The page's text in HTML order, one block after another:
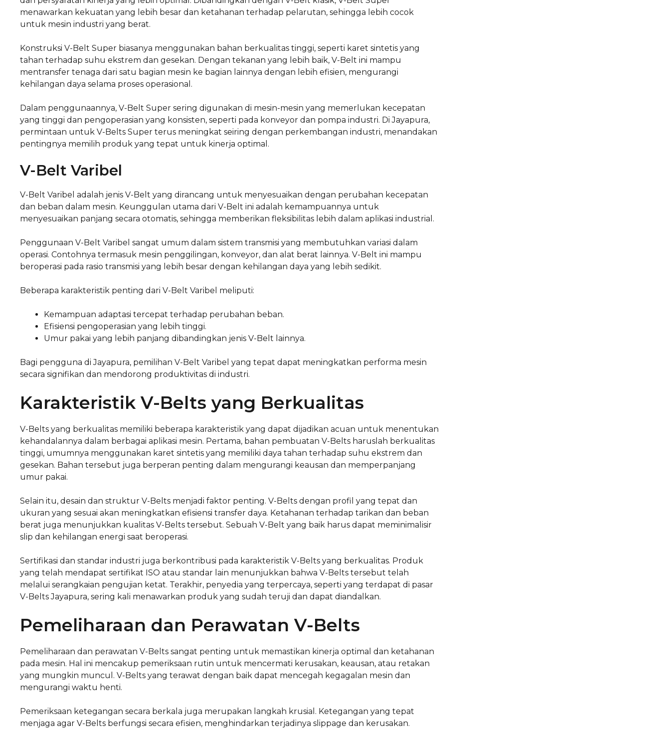
menawarkan kekuatan yang lebih besar dan ketahanan terhadap pelarutan, sehingga lebih cocok
untuk mesin industri yang berat.
Konstruksi V-Belt Super biasanya menggunakan bahan berkualitas tinggi, seperti karet sintetis yang
tahan terhadap suhu ekstrem dan gesekan. Dengan tekanan yang lebih baik, V-Belt ini mampu
mentransfer tenaga dari satu bagian mesin ke bagian lainnya dengan lebih efisien, mengurangi
kehilangan daya selama proses operasional.
Dalam penggunaannya, V-Belt Super sering digunakan di mesin-mesin yang memerlukan kecepatan
yang tinggi dan pengoperasian yang konsisten, seperti pada konveyor dan pompa industri. Di Jayapura,
permintaan untuk V-Belts Super terus meningkat seiring dengan perkembangan industri, menandakan
pentingnya memilih produk yang tepat untuk kinerja optimal.
V-Belt Varibel
V-Belt Varibel adalah jenis V-Belt yang dirancang untuk menyesuaikan dengan perubahan kecepatan
dan beban dalam mesin. Keunggulan utama dari V-Belt ini adalah kemampuannya untuk
menyesuaikan panjang secara otomatis, sehingga memberikan fleksibilitas lebih dalam aplikasi industrial.
Penggunaan V-Belt Varibel sangat umum dalam sistem transmisi yang membutuhkan variasi dalam
operasi. Contohnya termasuk mesin penggilingan, konveyor, dan alat berat lainnya. V-Belt ini mampu
beroperasi pada rasio transmisi yang lebih besar dengan kehilangan daya yang lebih sedikit.
Beberapa karakteristik penting dari V-Belt Varibel meliputi:
Kemampuan adaptasi tercepat terhadap perubahan beban.
Efisiensi pengoperasian yang lebih tinggi.
Umur pakai yang lebih panjang dibandingkan jenis V-Belt lainnya.
Bagi pengguna di Jayapura, pemilihan V-Belt Varibel yang tepat dapat meningkatkan performa mesin
secara signifikan dan mendorong produktivitas di industri.
Karakteristik V-Belts yang Berkualitas
V-Belts yang berkualitas memiliki beberapa karakteristik yang dapat dijadikan acuan untuk menentukan
kehandalannya dalam berbagai aplikasi mesin. Pertama, bahan pembuatan V-Belts haruslah berkualitas
tinggi, umumnya menggunakan karet sintetis yang memiliki daya tahan terhadap suhu ekstrem dan
gesekan. Bahan tersebut juga berperan penting dalam mengurangi keausan dan memperpanjang
umur pakai.
Selain itu, desain dan struktur V-Belts menjadi faktor penting. V-Belts dengan profil yang tepat dan
ukuran yang sesuai akan meningkatkan efisiensi transfer daya. Ketahanan terhadap tarikan dan beban
berat juga menunjukkan kualitas V-Belts tersebut. Sebuah V-Belt yang baik harus dapat meminimalisir
slip dan kehilangan energi saat beroperasi.
Sertifikasi dan standar industri juga berkontribusi pada karakteristik V-Belts yang berkualitas. Produk
yang telah mendapat sertifikat ISO atau standar lain menunjukkan bahwa V-Belts tersebut telah
melalui serangkaian pengujian ketat. Terakhir, penyedia yang terpercaya, seperti yang terdapat di pasar
V-Belts Jayapura, sering kali menawarkan produk yang sudah teruji dan dapat diandalkan.
Pemeliharaan dan Perawatan V-Belts
Pemeliharaan dan perawatan V-Belts sangat penting untuk memastikan kinerja optimal dan ketahanan
pada mesin. Hal ini mencakup pemeriksaan rutin untuk mencermati kerusakan, keausan, atau retakan
yang mungkin muncul. V-Belts yang terawat dengan baik dapat mencegah kegagalan mesin dan
mengurangi waktu henti.
Pemeriksaan ketegangan secara berkala juga merupakan langkah krusial. Ketegangan yang tepat
menjaga agar V-Belts berfungsi secara efisien, menghindarkan terjadinya slippage dan kerusakan.